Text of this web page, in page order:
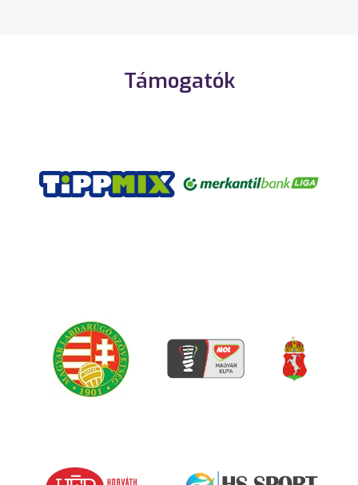
Támogatók